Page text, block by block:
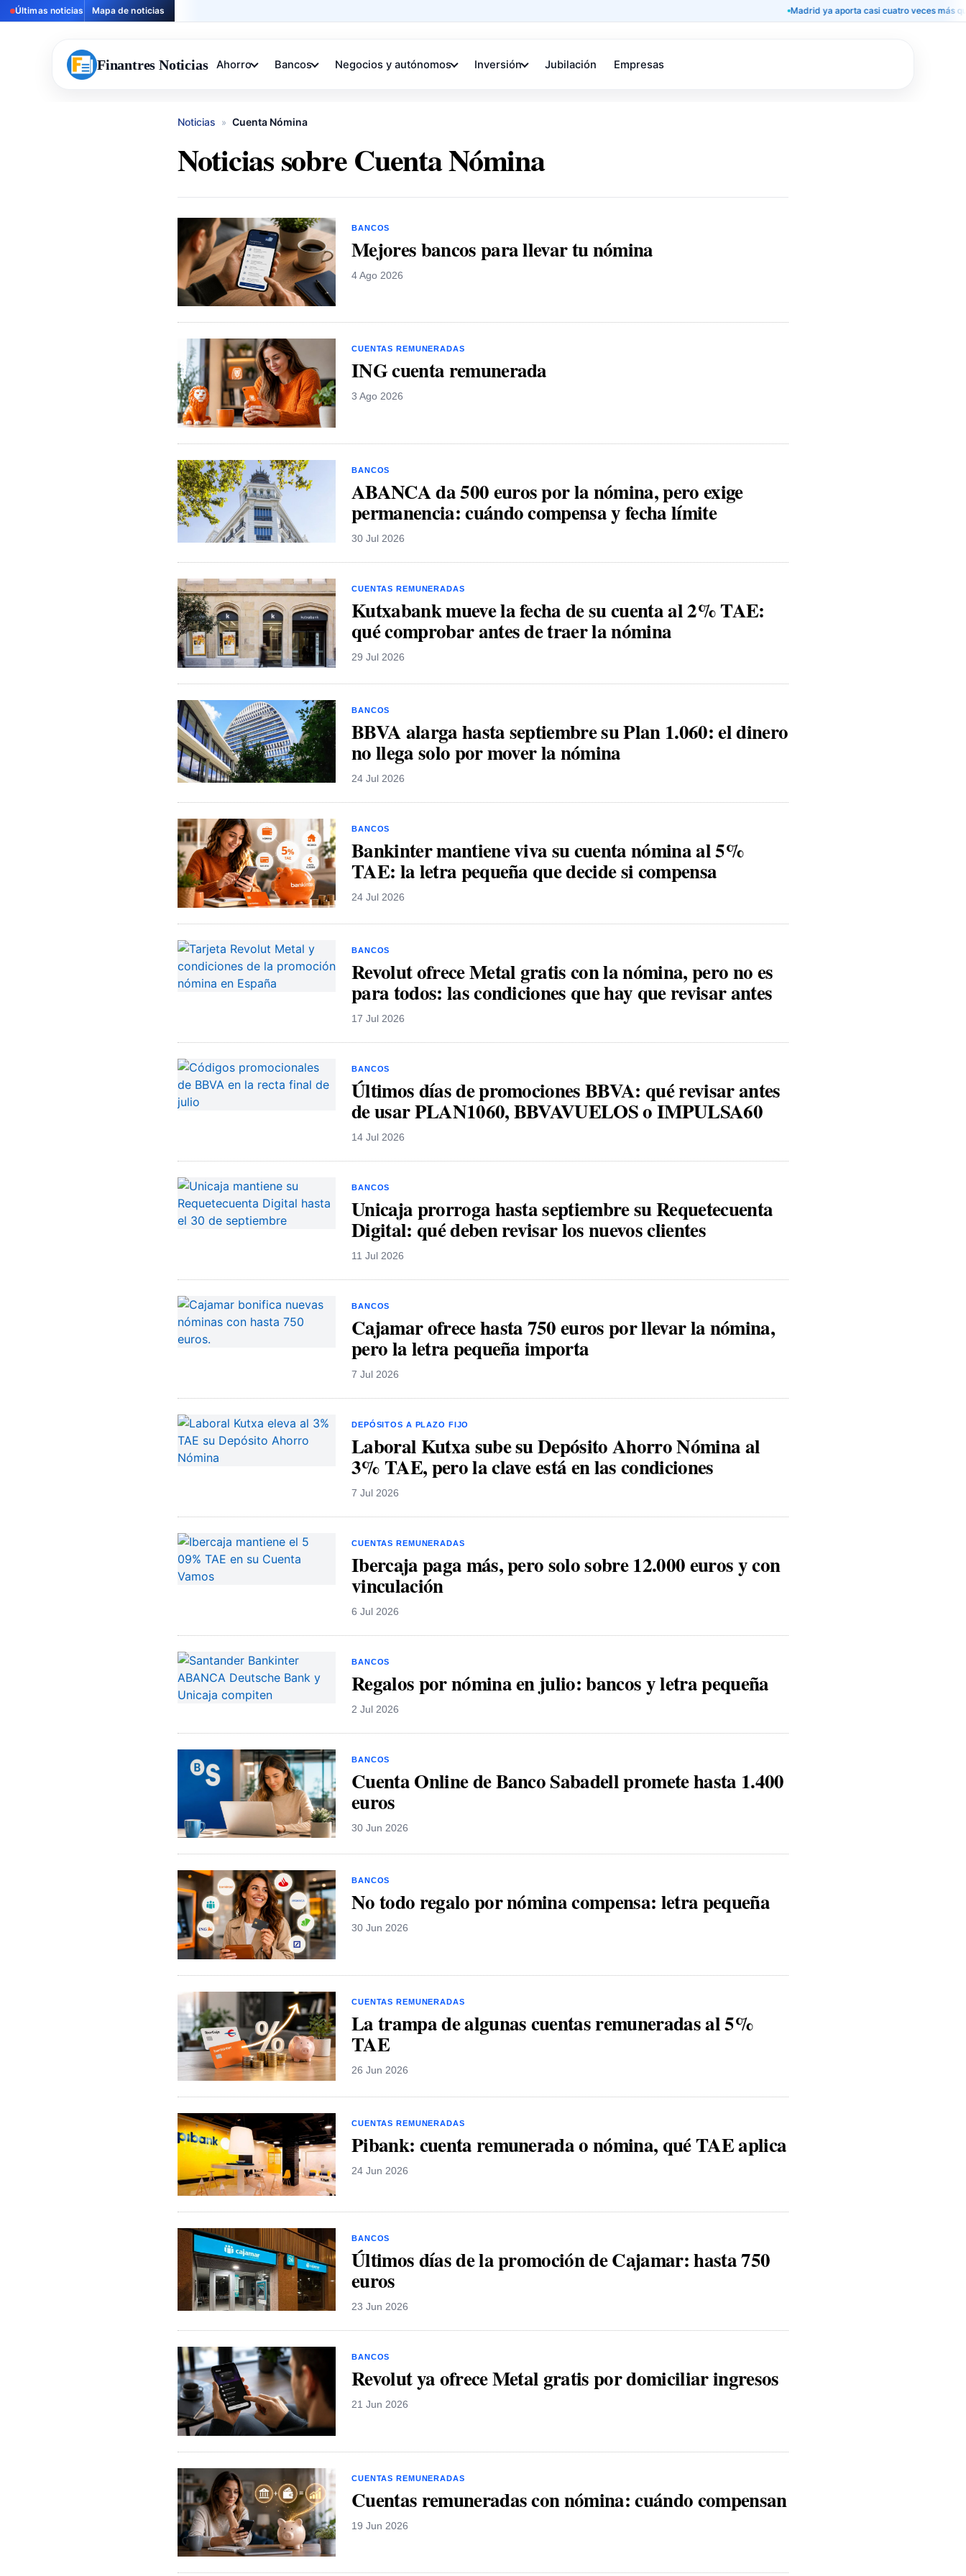
Últimas noticias Mapa de noticias Madrid ya aporta casi cuatro veces más que
Finantres Noticias Ahorro Bancos Negocios y autónomos Inversión Jubilación Empresas
Noticias » Cuenta Nómina
Noticias sobre Cuenta Nómina
BANCOS
Mejores bancos para llevar tu nómina
4 Ago 2026
CUENTAS REMUNERADAS
ING cuenta remunerada
3 Ago 2026
BANCOS
ABANCA da 500 euros por la nómina, pero exige
permanencia: cuándo compensa y fecha límite
30 Jul 2026
CUENTAS REMUNERADAS
Kutxabank mueve la fecha de su cuenta al 2% TAE:
qué comprobar antes de traer la nómina
29 Jul 2026
BANCOS
BBVA alarga hasta septiembre su Plan 1.060: el dinero
no llega solo por mover la nómina
24 Jul 2026
BANCOS
Bankinter mantiene viva su cuenta nómina al 5%
TAE: la letra pequeña que decide si compensa
24 Jul 2026
BANCOS
Revolut ofrece Metal gratis con la nómina, pero no es
para todos: las condiciones que hay que revisar antes
17 Jul 2026
BANCOS
Últimos días de promociones BBVA: qué revisar antes
de usar PLAN1060, BBVAVUELOS o IMPULSA60
14 Jul 2026
BANCOS
Unicaja prorroga hasta septiembre su Requetecuenta
Digital: qué deben revisar los nuevos clientes
11 Jul 2026
BANCOS
Cajamar ofrece hasta 750 euros por llevar la nómina,
pero la letra pequeña importa
7 Jul 2026
DEPÓSITOS A PLAZO FIJO
Laboral Kutxa sube su Depósito Ahorro Nómina al
3% TAE, pero la clave está en las condiciones
7 Jul 2026
CUENTAS REMUNERADAS
Ibercaja paga más, pero solo sobre 12.000 euros y con
vinculación
6 Jul 2026
BANCOS
Regalos por nómina en julio: bancos y letra pequeña
2 Jul 2026
BANCOS
Cuenta Online de Banco Sabadell promete hasta 1.400
euros
30 Jun 2026
BANCOS
No todo regalo por nómina compensa: letra pequeña
30 Jun 2026
CUENTAS REMUNERADAS
La trampa de algunas cuentas remuneradas al 5%
TAE
26 Jun 2026
CUENTAS REMUNERADAS
Pibank: cuenta remunerada o nómina, qué TAE aplica
24 Jun 2026
BANCOS
Últimos días de la promoción de Cajamar: hasta 750
euros
23 Jun 2026
BANCOS
Revolut ya ofrece Metal gratis por domiciliar ingresos
21 Jun 2026
CUENTAS REMUNERADAS
Cuentas remuneradas con nómina: cuándo compensan
19 Jun 2026